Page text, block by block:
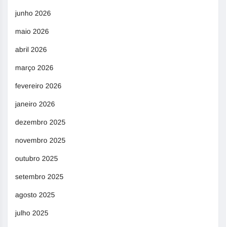
junho 2026
maio 2026
abril 2026
março 2026
fevereiro 2026
janeiro 2026
dezembro 2025
novembro 2025
outubro 2025
setembro 2025
agosto 2025
julho 2025